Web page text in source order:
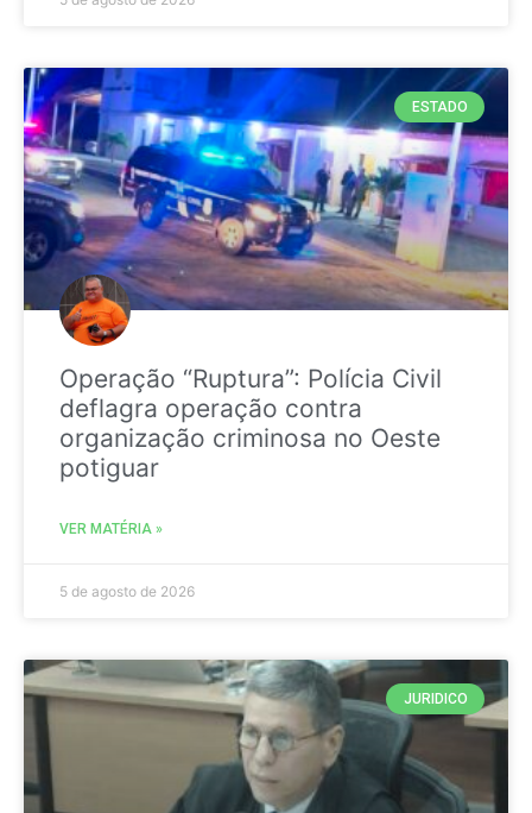
ESTADO
Operação “Ruptura”: Polícia Civil
deflagra operação contra
organização criminosa no Oeste
potiguar
VER MATÉRIA »
5 de agosto de 2026
JURIDICO